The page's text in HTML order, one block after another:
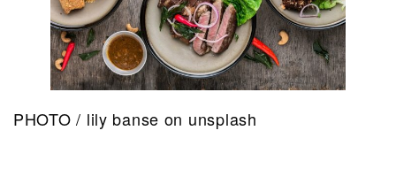
PHOTO / lily banse on unsplash